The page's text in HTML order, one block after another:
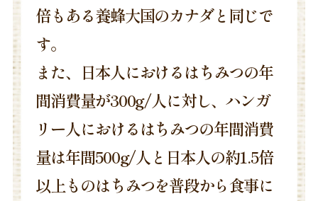
倍もある養蜂大国のカナダと同じで
す。
また、日本人におけるはちみつの年
間消費量が300g/人に対し、ハンガ
リー人におけるはちみつの年間消費
量は年間500g/人と日本人の約1.5倍
以上ものはちみつを普段から食事に